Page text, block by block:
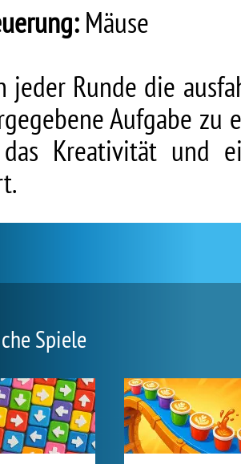
Mäuse
jeder Runde die
Aufgabe zu
das Kreativität und
Spiele